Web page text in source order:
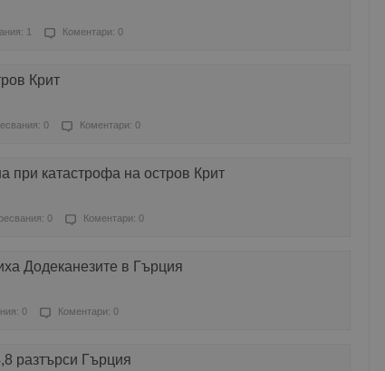
1 Коментари: 0
Крит
0 Коментари: 0
при катастрофа на остров Крит
0 Коментари: 0
Додеканезите в Гърция
0 Коментари: 0
разтърси Гърция